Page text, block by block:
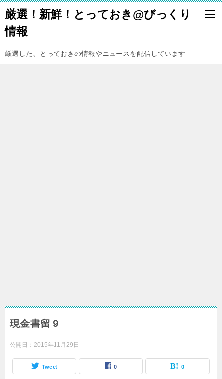
厳選！新鮮！とっておき@びっくり
情報
厳選した、とっておきの情報やニュースを配信しています
現金書留９
公開日： 2015年11月29日
Tweet 0 0